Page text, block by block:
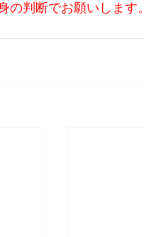
の判断でお願いします。